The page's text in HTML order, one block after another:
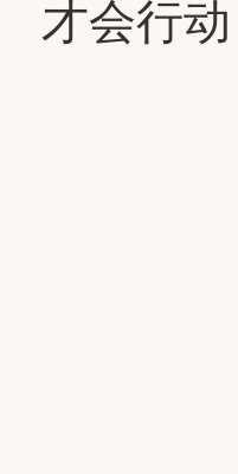
才会行